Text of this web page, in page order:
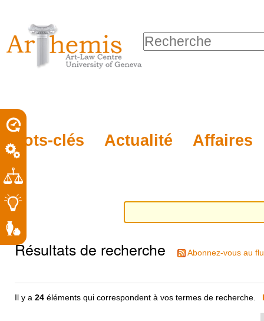
personnels
contenu.
à
la
navigation
Mots-clés Actualité Affaires
Chercher par
Résultats de recherche Abonnez-vous au
Il y a24 éléments qui correspondent à vos termes de recherche.